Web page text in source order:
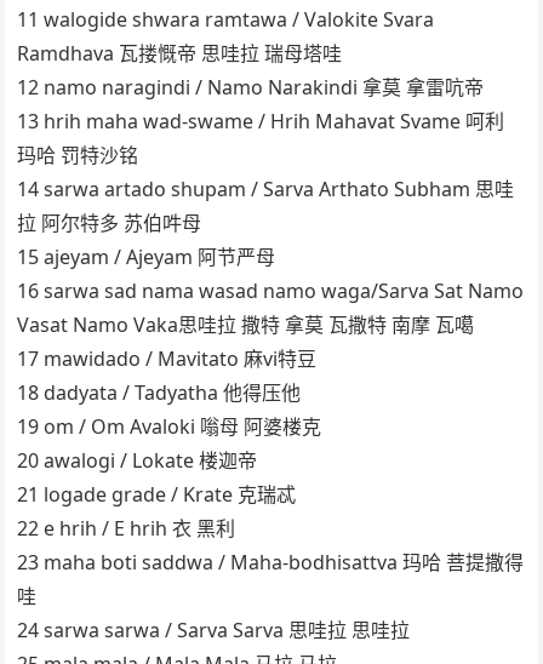
11 walogide shwara ramtawa / Valokite Svara
Ramdhava 瓦搂慨帝 思哇拉 瑞母塔哇
12 namo naragindi / Namo Narakindi 拿莫 拿雷吭帝
13 hrih maha wad-swame / Hrih Mahavat Svame 呵利
玛哈 罚特沙铭
14 sarwa artado shupam / Sarva Arthato Subham 思哇
拉 阿尔特多 苏伯吽母
15 ajeyam / Ajeyam 阿节严母
16 sarwa sad nama wasad namo waga/Sarva Sat Namo
Vasat Namo Vaka思哇拉 撒特 拿莫 瓦撒特 南摩 瓦噶
17 mawidado / Mavitato 麻vi特豆
18 dadyata / Tadyatha 他得压他
19 om / Om Avaloki 嗡母 阿婆楼克
20 awalogi / Lokate 楼迦帝
21 logade grade / Krate 克瑞忒
22 e hrih / E hrih 衣 黑利
23 maha boti saddwa / Maha-bodhisattva 玛哈 菩提撒得
哇
24 sarwa sarwa / Sarva Sarva 思哇拉 思哇拉